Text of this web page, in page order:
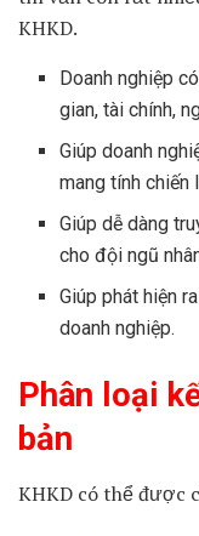
KHKD.
Doanh nghiệp
gian, tài chính,
Giúp doanh
mang tính chiến
Giúp dễ dàng
cho đội ngũ
Giúp phát hiện
doanh nghiệp.
Phân loại
bản
KHKD có thể được